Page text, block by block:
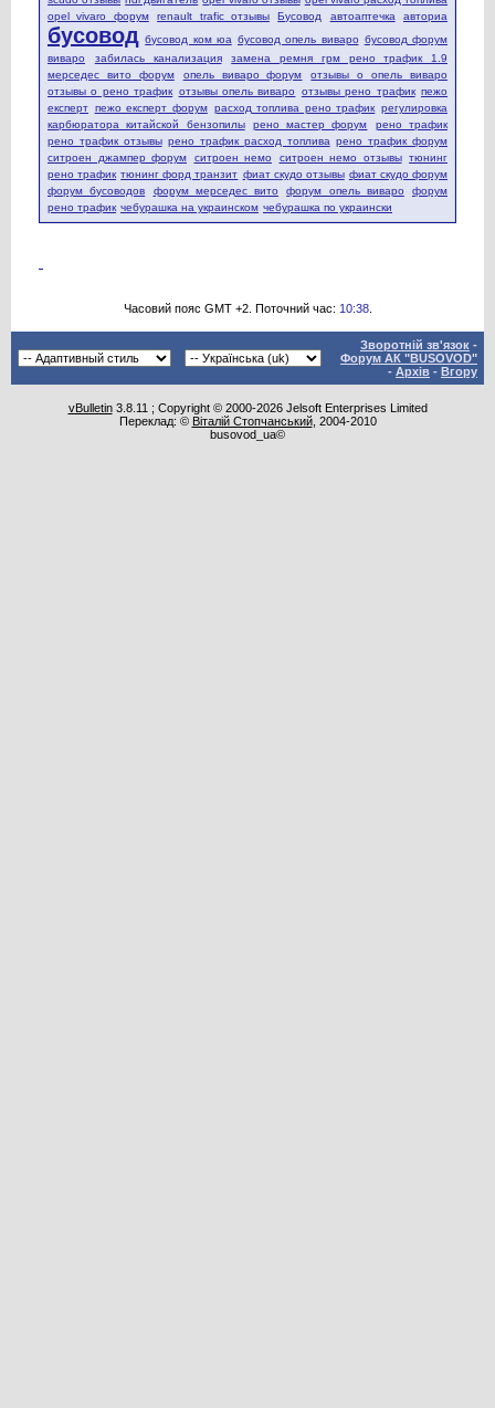
opel vivaro форум
renault trafic отзывы Бусовод автоаптечка авториа
бусовод бусовод ком юа бусовод опель виваро бусовод форум
виваро
забилась канализация
замена ремня грм рено трафик 1.9
мерседес вито форум
опель виваро форум
отзывы о опель виваро
отзывы о рено трафик отзывы опель виваро отзывы рено трафик пежо
експерт пежо експерт форум расход топлива рено трафик регулировка
карбюратора китайской бензопилы
рено мастер форум
рено трафик
рено трафик отзывы рено трафик расход топлива рено трафик форум
ситроен джампер форум
ситроен немо ситроен немо отзывы тюнинг
рено трафик тюнинг форд транзит фиат скудо отзывы фиат скудо форум
форум бусоводов
форум мерседес вито форум опель виваро
форум
рено трафик чебурашка на украинском чебурашка по украински
Часовий пояс GMT +2. Поточний час: 10:38.
Зворотній зв'язок -
Форум АК "BUSOVOD"
- Архів - Вгору
vBulletin3.8.11 ; Copyright © 2000-2026 Jelsoft Enterprises Limited
Переклад: © Віталій Стопчанський, 2004-2010
busovod_ua©